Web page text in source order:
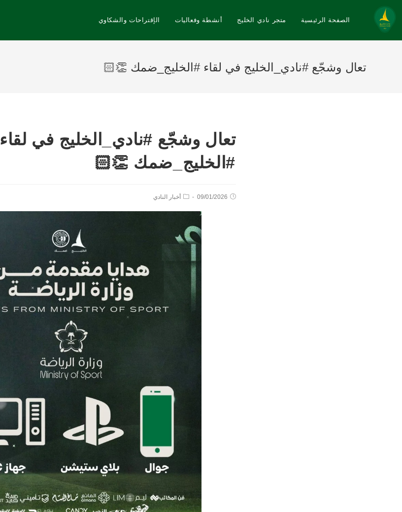
الصفحة الرئيسية متجر نادي الخليج أنشطة وفعاليات الإقتراحات والشكاوي
تعال وشجّع ⁧‫#نادي_الخليج‬⁩ في لقاء ⁧‫#الخليج_ضمك‬⁩ 👏🏻
تعال وشجّع ⁧‫#نادي_الخليج‬⁩ في لقاء
⁧‫#الخليج_ضمك‬⁩ 👏🏻
09/01/2026 أخبار النادي